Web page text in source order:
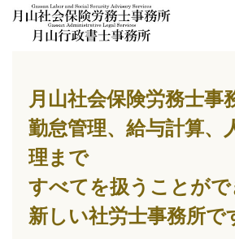
月山社会保険労務士事
勤怠管理、給与計算、
理まで
すべてを扱うことがで
新しい社労士事務所で